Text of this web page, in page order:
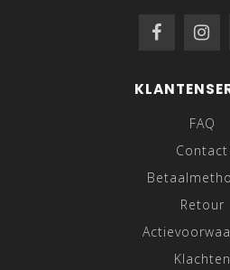
FAQ
Contact
Retour
Klachten